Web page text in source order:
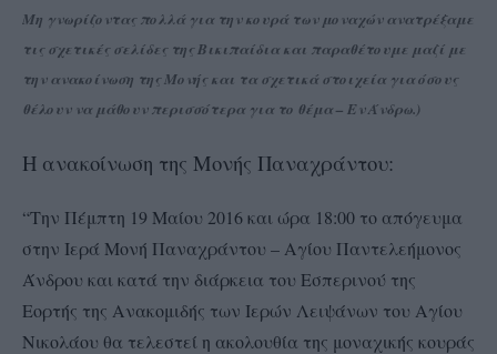
Μη γνωρίζοντας πολλά για την κουρά των μοναχών ανατρέξαμε
τις σχετικές σελίδες της Βικιπαίδια και παραθέτουμε μαζί με
την ανακοίνωση της Μονής και τα σχετικά στοιχεία για όσους
θέλουν να μάθουν περισσότερα για το θέμα – Εν Άνδρω.)
Η ανακοίνωση της Μονής Παναχράντου:
“Την Πέμπτη 19 Μαίου 2016 και ώρα 18:00 το απόγευμα
στην Ιερά Μονή Παναχράντου – Αγίου Παντελεήμονος
Άνδρου και κατά την διάρκεια του Εσπερινού της
Εορτής της Ανακομιδής των Ιερών Λειψάνων του Αγίου
Νικολάου θα τελεστεί η ακολουθία της μοναχικής κουράς